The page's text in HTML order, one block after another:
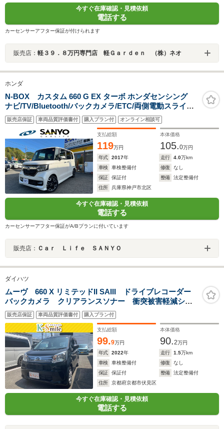
今すぐ在庫確認・見積依頼
電話する
カーセンサーアフター保証が付けられます
販売店： 軽３９．８万円専門店 軽Ｇａｒｄｅｎ （株）ネオ
ホンダ
N-BOX カスタム 660 G EX ターボ ホンダセンシング
ナビ/TV/Bluetooth/バックカメラ/ETC/両側電動スライド
ドア/ターボ/ホンダセンシング
販売店保証 車両品質評価書付 購入プラン付 オンライン相談可
支払総額
119万円
本体価格
105.0万円
年式
2017年 走行 4.0万km
車検
車検整備付 修復
なし
保証
保証付 整備
法定整備付
住所
兵庫県神戸市北区
今すぐ在庫確認・見積依頼
電話する
カーセンサーアフター保証がA/Bプランに付いています
販売店： Ｃａｒ Ｌｉｆｅ ＳＡＮＹＯ
ダイハツ
ムーヴ 660 X リミテッドII SAIII ドライブレコーダー
バックカメラ クリアランスソナー 衝突被害軽減シス
テム オートマチックハイビーム オートライト LED
ヘッドランプ スマートキー アイドリングストップ
電動格納ミラー
販売店保証 車両品質評価書付 購入プラン付
支払総額
99.9万円
本体価格
90.2万円
年式
2022年 走行 1.5万km
車検
車検整備付 修復
なし
保証
保証付 整備
法定整備付
住所
京都府京都市伏見区
今すぐ在庫確認・見積依頼
電話する